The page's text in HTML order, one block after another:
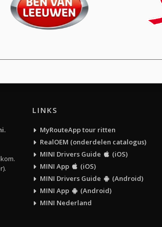
LINKS
MyRouteApp tour ritten
RealOEM (onderdelen catalogus)
MINI Drivers Guide
(iOS)
MINI App
(iOS)
MINI Drivers Guide
(Android)
MINI App
(Android)
MINI Nederland